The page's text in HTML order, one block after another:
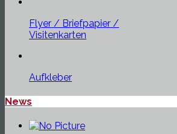
Flyer / Briefpapier /
Visitenkarten
Aufkleber
News